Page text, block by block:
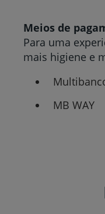
Meios de
Para uma
mais higiene e
MB WAY